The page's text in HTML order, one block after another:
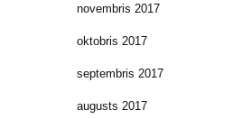
novembris 2017
oktobris 2017
septembris 2017
augusts 2017